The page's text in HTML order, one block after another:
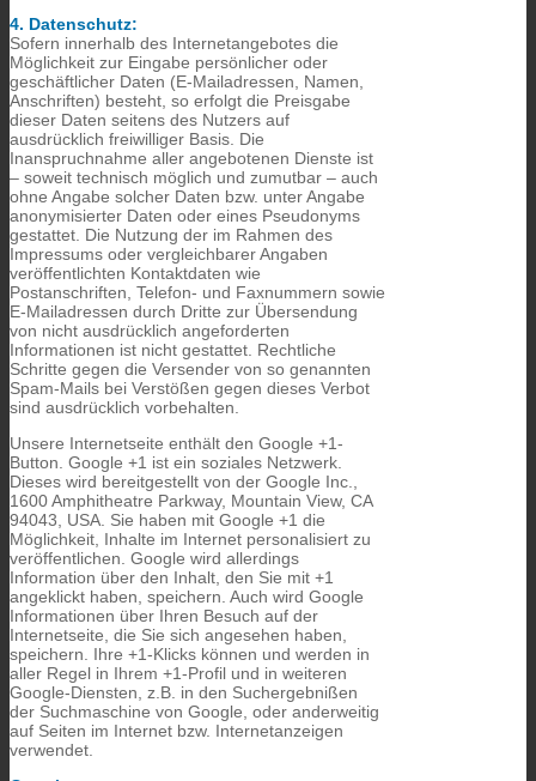
4. Datenschutz:
Sofern innerhalb des Internetangebotes die
Möglichkeit zur Eingabe persönlicher oder
geschäftlicher Daten (E-Mailadressen, Namen,
Anschriften) besteht, so erfolgt die Preisgabe
dieser Daten seitens des Nutzers auf
ausdrücklich freiwilliger Basis. Die
Inanspruchnahme aller angebotenen Dienste ist
– soweit technisch möglich und zumutbar – auch
ohne Angabe solcher Daten bzw. unter Angabe
anonymisierter Daten oder eines Pseudonyms
gestattet. Die Nutzung der im Rahmen des
Impressums oder vergleichbarer Angaben
veröffentlichten Kontaktdaten wie
Postanschriften, Telefon- und Faxnummern sowie
E-Mailadressen durch Dritte zur Übersendung
von nicht ausdrücklich angeforderten
Informationen ist nicht gestattet. Rechtliche
Schritte gegen die Versender von so genannten
Spam-Mails bei Verstößen gegen dieses Verbot
sind ausdrücklich vorbehalten.
Unsere Internetseite enthält den Google +1-
Button. Google +1 ist ein soziales Netzwerk.
Dieses wird bereitgestellt von der Google Inc.,
1600 Amphitheatre Parkway, Mountain View, CA
94043, USA. Sie haben mit Google +1 die
Möglichkeit, Inhalte im Internet personalisiert zu
veröffentlichen. Google wird allerdings
Information über den Inhalt, den Sie mit +1
angeklickt haben, speichern. Auch wird Google
Informationen über Ihren Besuch auf der
Internetseite, die Sie sich angesehen haben,
speichern. Ihre +1-Klicks können und werden in
aller Regel in Ihrem +1-Profil und in weiteren
Google-Diensten, z.B. in den Suchergebnißen
der Suchmaschine von Google, oder anderweitig
auf Seiten im Internet bzw. Internetanzeigen
verwendet.